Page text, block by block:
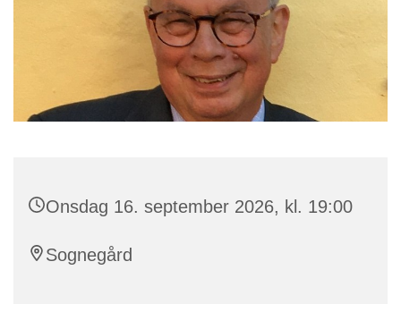
Onsdag 16. september 2026, kl. 19:00
Sognegård